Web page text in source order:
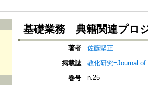
基礎業務 典籍関連プロ
著者
佐藤堅正
掲載誌
教化研究=Journal
巻号
n.25